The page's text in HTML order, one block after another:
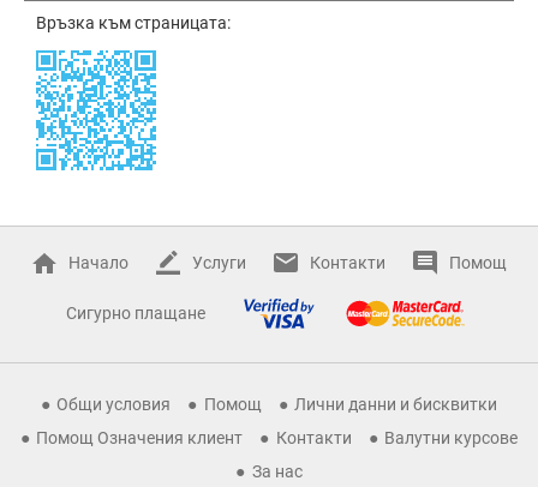
Връзка към страницата:
Начало Услуги Контакти Помощ
Сигурно плащане
Общи условия Помощ
Лични данни и бисквитки
Помощ Означения клиент
Контакти
Валутни курсове
За нас